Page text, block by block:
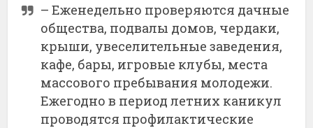
– Еженедельно проверяются дачные
общества, подвалы домов, чердаки,
крыши, увеселительные заведения,
кафе, бары, игровые клубы, места
массового пребывания молодежи.
Ежегодно в период летних каникул
проводятся профилактические